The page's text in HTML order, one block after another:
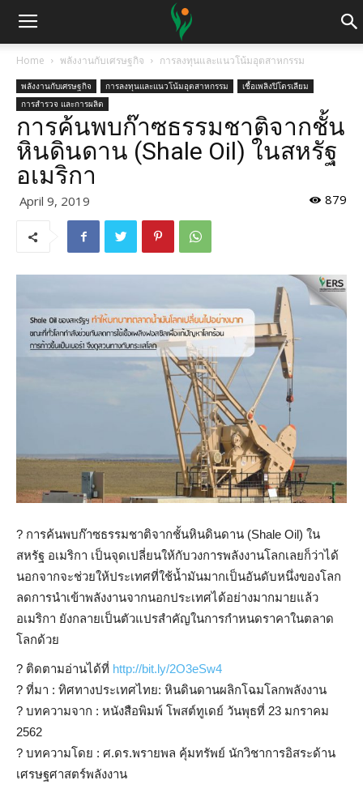
Home พลังงานกับเศรษฐกิจ การลงทุนและแนวโน้มอุตสาหกรรม
พลังงานกับเศรษฐกิจ การลงทุนและแนวโน้มอุตสาหกรรม
เชื้อเพลิงปิโตรเลียม
การสำรวจ และการผลิต
การค้นพบก๊าซธรรมชาติจากชั้น
หินดินดาน (Shale Oil) ในสหรัฐ
อเมริกา
April 9, 2019 879
? การค้นพบก๊าซธรรมชาติจากชั้นหินดินดาน (Shale Oil) ใน
สหรัฐ อเมริกา เป็นจุดเปลี่ยนให้กับวงการพลังงานโลกเลยก็ว่าได้
นอกจากจะช่วยให้ประเทศที่ใช้น้ำมันมากเป็นอันดับหนึ่งของโลก
ลดการนำเข้าพลังงานจากนอกประเทศได้อย่างมากมายแล้ว
อเมริกา ยังกลายเป็นตัวแปรสำคัญในการกำหนดราคาในตลาด
โลกด้วย
? ติดตามอ่านได้ที่ http://bit.ly/2O3eSw4
? ที่มา : ทิศทางประเทศไทย: หินดินดานผลิกโฉมโลกพลังงาน
? บทความจาก : หนังสือพิมพ์ โพสต์ทูเดย์ วันพุธที่ 23 มกราคม
2562
? บทความโดย : ศ.ดร.พรายพล คุ้มทรัพย์ นักวิชาการอิสระด้าน
เศรษฐศาสตร์พลังงาน